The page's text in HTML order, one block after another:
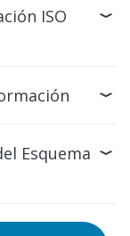
ISO
Esquema